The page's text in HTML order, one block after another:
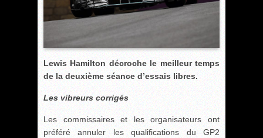
Lewis Hamilton décroche le meilleur temps
de la deuxième séance d’essais libres.
Les vibreurs corrigés
Les commissaires et les organisateurs ont
préféré annuler les qualifications du GP2